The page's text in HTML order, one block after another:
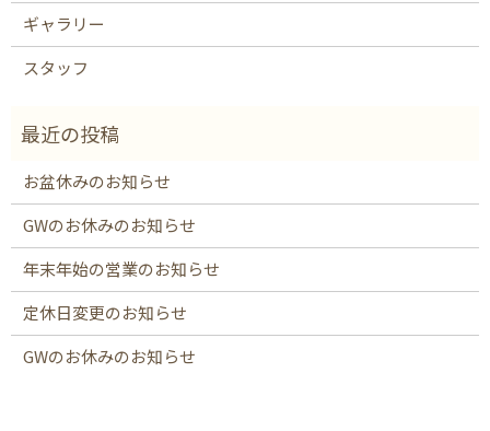
ギャラリー
スタッフ
お盆休みのお知らせ
GWのお休みのお知らせ
年末年始の営業のお知らせ
定休日変更のお知らせ
GWのお休みのお知らせ